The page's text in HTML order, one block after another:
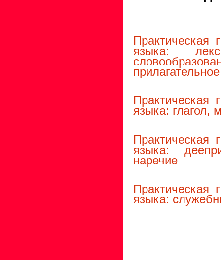
Практическая
языка:
прилагательное
Практическая
языка: глагол,
Практическая
языка:
наречие
Практическая
языка: